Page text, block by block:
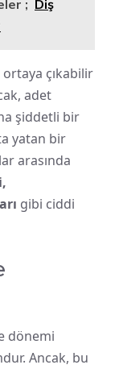
; Diş
ortaya çıkabilir
adet
şiddetli bir
yatan bir
arasında
gibi ciddi
dönemi
Ancak, bu